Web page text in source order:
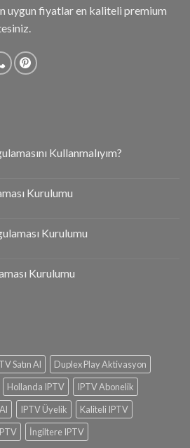
uygun fiyatlar en kaliteli premium
Kullanmalıyım?
Kurulumu
Kurulumu
Kurulumu
Satın Al
Duplex Play Aktivasyon
Hollanda IPTV
IPTV Abonelik
IPTV Üyelik
Kaliteli IPTV
İngiltere IPTV